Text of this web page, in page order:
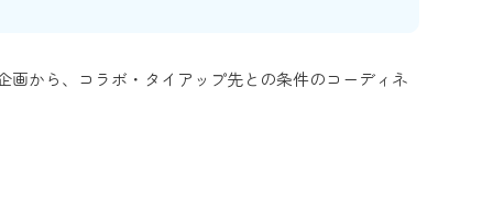
から、コラボ・タイアップ先との条件のコーディネ